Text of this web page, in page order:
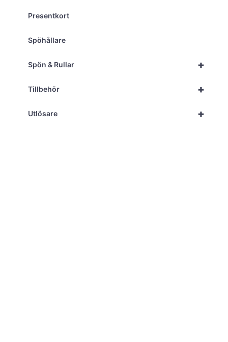
Presentkort
Spöhållare
+
Spön & Rullar
+
Tillbehör
+
Utlösare